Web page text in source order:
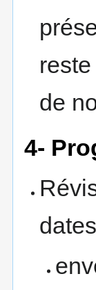
de
4-